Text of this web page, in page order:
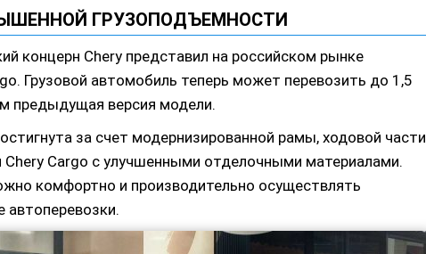
ГРУЗОПОДЪЕМНОСТИ
концерн Chery представил на российском рынке
Грузовой автомобиль теперь может перевозить до 1,5
предыдущая версия модели.
за счет модернизированной рамы, ходовой части
Cargo с улучшенными отделочными материалами.
комфортно и производительно осуществлять
автоперевозки.